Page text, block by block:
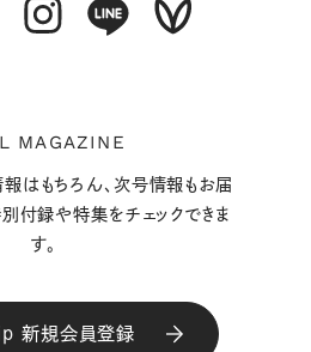
MAGAZINE
はもちろん、次号情報もお届
別付録や特集をチェックできま
す。
新規会員登録